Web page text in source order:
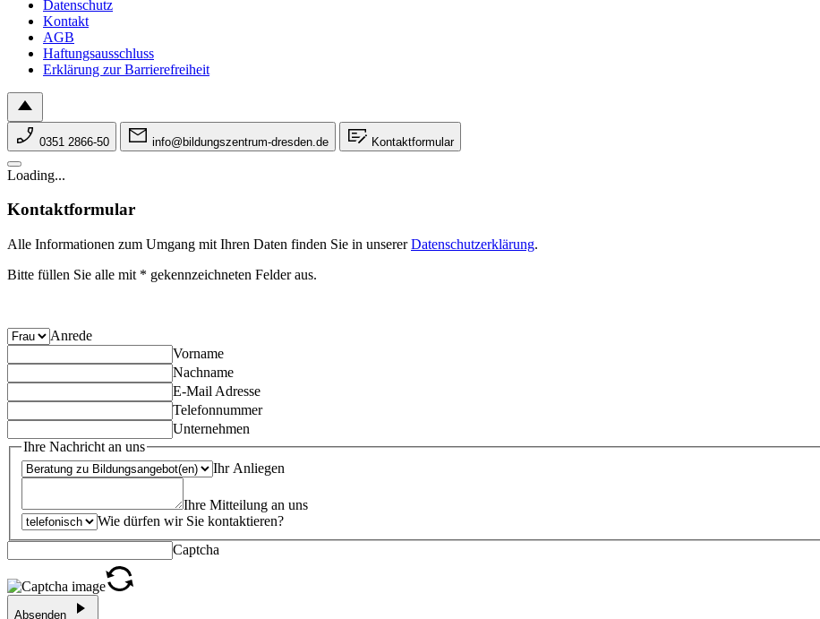
Datenschutz
Kontakt
AGB
Haftungsausschluss
Erklärung zur Barrierefreiheit
0351 2866-50 info@bildungszentrum-dresden.de Kontaktformular
Loading...
Kontaktformular
Alle Informationen zum Umgang mit Ihren Daten finden Sie in unsererDatenschutzerklärung.
Bitte füllen Sie alle mit * gekennzeichneten Felder aus.
Anrede
Vorname
Nachname
E-Mail Adresse
Telefonnummer
Unternehmen
Ihre Nachricht an uns
Ihr Anliegen
Ihre Mitteilung an uns
Wie dürfen wir Sie kontaktieren?
Captcha
Absenden